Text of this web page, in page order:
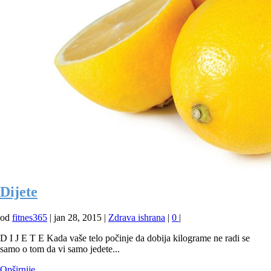
Dijete
od fitnes365 | jan 28, 2015 | Zdrava ishrana | 0 |
D I J E T E Kada vaše telo počinje da dobija kilograme ne radi se
samo o tom da vi samo jedete...